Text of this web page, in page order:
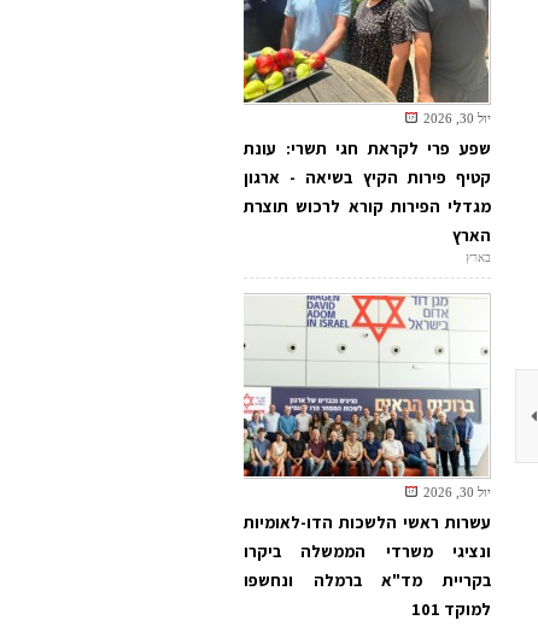
יול 30, 2026
שפע פרי לקראת חגי תשרי: עונת
קטיף פירות הקיץ בשיאה - ארגון
מגדלי הפירות קורא לרכוש תוצרת
הארץ
בארץ
יול 30, 2026
עשרות ראשי הלשכות הדו-לאומיות
ונציגי משרדי הממשלה ביקרו
בקריית מד"א ברמלה ונחשפו
למוקד 101